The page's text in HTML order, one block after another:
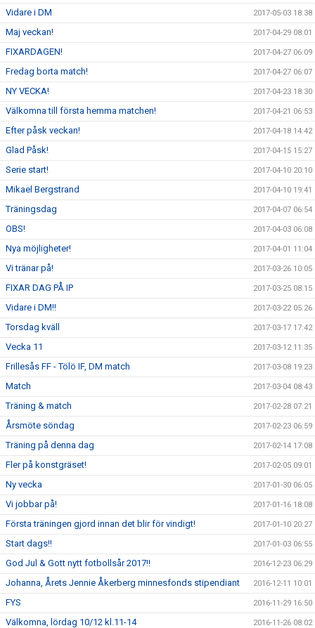
Vidare i DM 2017-05-03 18:38
Maj veckan! 2017-04-29 08:01
FIXARDAGEN! 2017-04-27 06:09
Fredag borta match! 2017-04-27 06:07
NY VECKA! 2017-04-23 18:30
Välkomna till första hemma matchen! 2017-04-21 06:53
Efter påsk veckan! 2017-04-18 14:42
Glad Påsk! 2017-04-15 15:27
Serie start! 2017-04-10 20:10
Mikael Bergstrand 2017-04-10 19:41
Träningsdag 2017-04-07 06:54
OBS! 2017-04-03 06:08
Nya möjligheter! 2017-04-01 11:04
Vi tränar på! 2017-03-26 10:05
FIXAR DAG PÅ IP 2017-03-25 08:15
Vidare i DM!! 2017-03-22 05:26
Torsdag kväll 2017-03-17 17:42
Vecka 11 2017-03-12 11:35
Frillesås FF - Tölö IF, DM match 2017-03-08 19:23
Match 2017-03-04 08:43
Träning & match 2017-02-28 07:21
Årsmöte söndag 2017-02-23 06:59
Träning på denna dag 2017-02-14 17:08
Fler på konstgräset! 2017-02-05 09:01
Ny vecka 2017-01-30 06:05
Vi jobbar på! 2017-01-16 18:08
Första träningen gjord innan det blir för vindigt! 2017-01-10 20:27
Start dags!! 2017-01-03 06:55
God Jul & Gott nytt fotbollsår 2017!! 2016-12-23 06:29
Johanna, Årets Jennie Åkerberg minnesfonds stipendiant 2016-12-11 10:01
FYS 2016-11-29 16:50
Välkomna, lördag 10/12 kl.11-14 2016-11-26 08:02